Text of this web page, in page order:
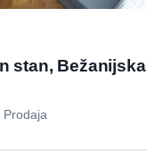
stan, Bežanijska
Prodaja